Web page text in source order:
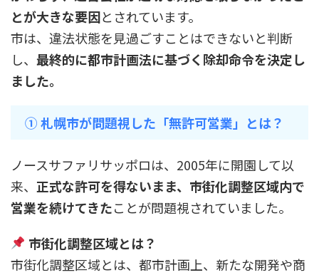
とが大きな要因とされています。
市は、違法状態を見過ごすことはできないと判断
し、 最終的に都市計画法に基づく除却命令を決定し
ました。
① 札幌市が問題視した「無許可営業」とは？
ノースサファリサッポロは、2005年に開園して以
来、 正式な許可を得ないまま、市街化調整区域内で
営業を続けてきたことが問題視されていました。
市街化調整区域とは？
市街化調整区域とは、都市計画上、新たな開発や商